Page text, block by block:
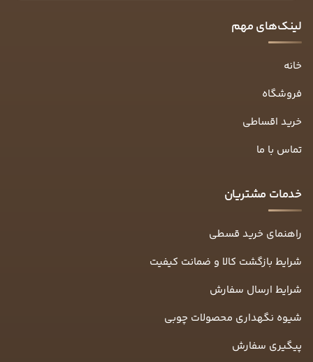
لینک‌های مهم
خانه
فروشگاه
خرید اقساطی
تماس با ما
خدمات مشتریان
راهنمای خرید قسطی
شرایط بازگشت کالا و ضمانت کیفیت
شرایط ارسال سفارش
شیوه نگهداری محصولات چوبی
پیگیری سفارش